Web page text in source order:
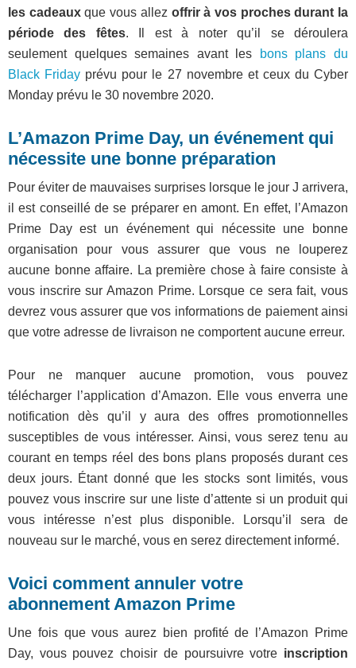
les cadeauxque vous allez offrir à vos proches durant la
période des fêtes. Il est à noter qu’il se déroulera
seulement quelques semaines avant les
bons plans du
Black Friday prévu pour le 27 novembre et ceux du Cyber
Monday prévu le 30 novembre 2020.
L’Amazon Prime Day, un événement qui
nécessite une bonne préparation
Pour éviter de mauvaises surprises lorsque le jour J arrivera,
il est conseillé de se préparer en amont. En effet, l’Amazon
Prime Day est un événement qui nécessite une bonne
organisation pour vous assurer que vous ne louperez
aucune bonne affaire. La première chose à faire consiste à
vous inscrire sur Amazon Prime. Lorsque ce sera fait, vous
devrez vous assurer que vos informations de paiement ainsi
que votre adresse de livraison ne comportent aucune erreur.
Pour ne manquer aucune promotion, vous pouvez
télécharger l’application d’Amazon. Elle vous enverra une
notification dès qu’il y aura des offres promotionnelles
susceptibles de vous intéresser. Ainsi, vous serez tenu au
courant en temps réel des bons plans proposés durant ces
deux jours. Étant donné que les stocks sont limités, vous
pouvez vous inscrire sur une liste d’attente si un produit qui
vous intéresse n’est plus disponible. Lorsqu’il sera de
nouveau sur le marché, vous en serez directement informé.
Voici comment annuler votre
abonnement Amazon Prime
Une fois que vous aurez bien profité de l’Amazon Prime
Day, vous pouvez choisir de poursuivre votre inscription